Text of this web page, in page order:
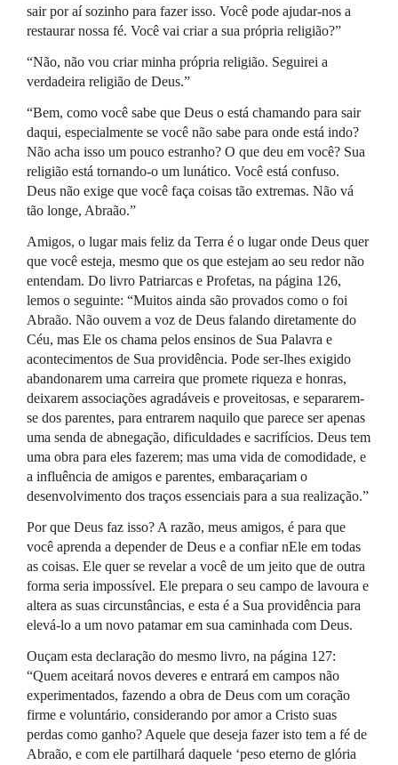
sair por aí sozinho para fazer isso. Você pode ajudar-nos a
restaurar nossa fé. Você vai criar a sua própria religião?”
“Não, não vou criar minha própria religião. Seguirei a
verdadeira religião de Deus.”
“Bem, como você sabe que Deus o está chamando para sair
daqui, especialmente se você não sabe para onde está indo?
Não acha isso um pouco estranho? O que deu em você? Sua
religião está tornando-o um lunático. Você está confuso.
Deus não exige que você faça coisas tão extremas. Não vá
tão longe, Abraão.”
Amigos, o lugar mais feliz da Terra é o lugar onde Deus quer
que você esteja, mesmo que os que estejam ao seu redor não
entendam. Do livro Patriarcas e Profetas, na página 126,
lemos o seguinte: “Muitos ainda são provados como o foi
Abraão. Não ouvem a voz de Deus falando diretamente do
Céu, mas Ele os chama pelos ensinos de Sua Palavra e
acontecimentos de Sua providência. Pode ser-lhes exigido
abandonarem uma carreira que promete riqueza e honras,
deixarem associações agradáveis e proveitosas, e separarem-
se dos parentes, para entrarem naquilo que parece ser apenas
uma senda de abnegação, dificuldades e sacrifícios. Deus tem
uma obra para eles fazerem; mas uma vida de comodidade, e
a influência de amigos e parentes, embaraçariam o
desenvolvimento dos traços essenciais para a sua realização.”
Por que Deus faz isso? A razão, meus amigos, é para que
você aprenda a depender de Deus e a confiar nEle em todas
as coisas. Ele quer se revelar a você de um jeito que de outra
forma seria impossível. Ele prepara o seu campo de lavoura e
altera as suas circunstâncias, e esta é a Sua providência para
elevá-lo a um novo patamar em sua caminhada com Deus.
Ouçam esta declaração do mesmo livro, na página 127:
“Quem aceitará novos deveres e entrará em campos não
experimentados, fazendo a obra de Deus com um coração
firme e voluntário, considerando por amor a Cristo suas
perdas como ganho? Aquele que deseja fazer isto tem a fé de
Abraão, e com ele partilhará daquele ‘peso eterno de glória